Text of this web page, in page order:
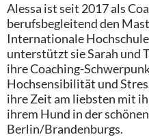
Alessa ist seit 2017 als
berufsbegleitend den
Internationale
unterstützt sie Sarah und
ihre Coaching-
Hochsensibilität und
ihre Zeit am liebsten mit
ihrem Hund in der
Berlin/Brandenburgs.